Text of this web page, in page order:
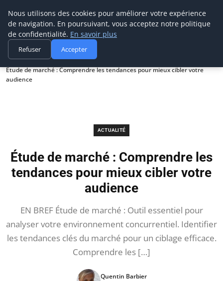
Prospection Pro
Accueil
Actualité
Étude de marché : Comprendre les tendances pour mieux cibler votre
audience
ACTUALITÉ
Étude de marché : Comprendre les
tendances pour mieux cibler votre
audience
EN BREF Étude de marché : Outil essentiel pour
analyser votre environnement concurrentiel. Identifier
les tendances clés du marché pour un ciblage efficace.
Comprendre les […]
Quentin Barbier
Nous utilisons des cookies pour améliorer votre expérience
de navigation. En poursuivant, vous acceptez notre politique
de confidentialité. En savoir plus
Refuser Accepter